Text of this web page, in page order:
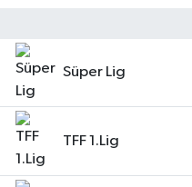
Süper Lig
TFF 1.Lig